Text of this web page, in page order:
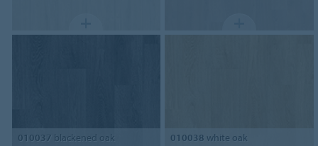
010037 blackened oak 010038 white oak